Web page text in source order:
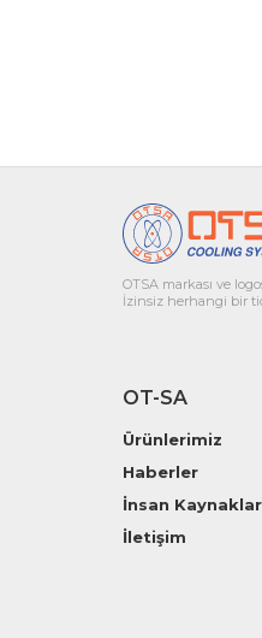
OTSA markası ve
İzinsiz herhangi bir
OT-SA
Ürünlerimiz
Haberler
İnsan
İletişim